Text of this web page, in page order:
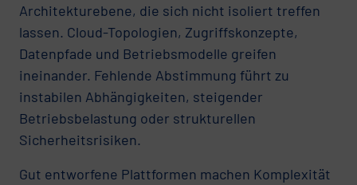
Architekturebene, die sich nicht isoliert treffen
lassen. Cloud-Topologien, Zugriffskonzepte,
Datenpfade und Betriebsmodelle greifen
ineinander. Fehlende Abstimmung führt zu
instabilen Abhängigkeiten, steigender
Betriebsbelastung oder strukturellen
Sicherheitsrisiken.
Gut entworfene Plattformen machen Komplexität